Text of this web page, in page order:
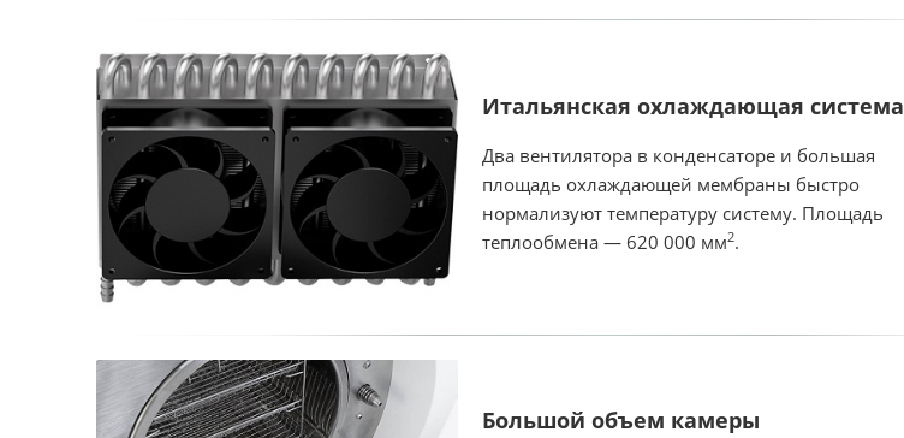
Итальянская охлаждающая система
Два вентилятора в конденсаторе и большая
площадь охлаждающей мембраны быстро
нормализуют температуру систему. Площадь
теплообмена — 620 000 мм2.
Большой объем камеры